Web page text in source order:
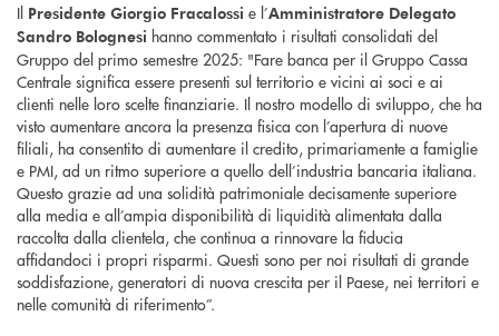
Il Presidente Giorgio Fracalossi e l’Amministratore Delegato
Sandro Bolognesi hanno commentato i risultati consolidati del
Gruppo del primo semestre 2025: "Fare banca per il Gruppo Cassa
Centrale significa essere presenti sul territorio e vicini ai soci e ai
clienti nelle loro scelte finanziarie. Il nostro modello di sviluppo, che ha
visto aumentare ancora la presenza fisica con l’apertura di nuove
filiali, ha consentito di aumentare il credito, primariamente a famiglie
e PMI, ad un ritmo superiore a quello dell’industria bancaria italiana.
Questo grazie ad una solidità patrimoniale decisamente superiore
alla media e all’ampia disponibilità di liquidità alimentata dalla
raccolta dalla clientela, che continua a rinnovare la fiducia
affidandoci i propri risparmi. Questi sono per noi risultati di grande
soddisfazione, generatori di nuova crescita per il Paese, nei territori e
nelle comunità di riferimento”.